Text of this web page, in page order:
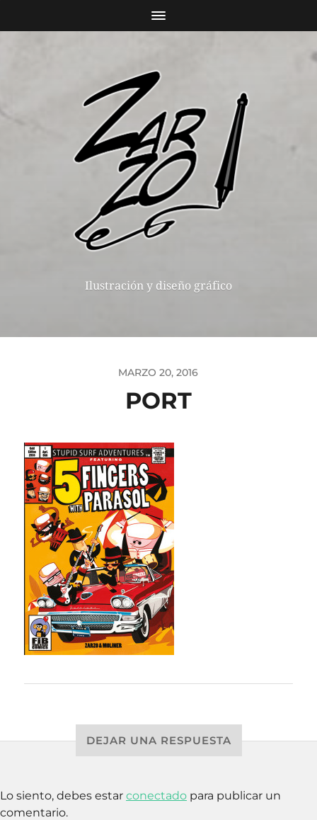
Ilustración y diseño gráfico
MARZO 20, 2016
PORT
DEJAR UNA RESPUESTA
Lo siento, debes estar conectado para publicar un
comentario.